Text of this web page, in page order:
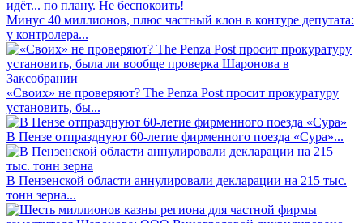
Минус 40 миллионов, плюс частный клон в контуре депутата:
у контролера...
«Своих» не проверяют? The Penza Post просит прокуратуру
установить, бы...
В Пензе отпразднуют 60-летие фирменного поезда «Сура»...
В Пензенской области аннулировали декларации на 215 тыс.
тонн зерна...